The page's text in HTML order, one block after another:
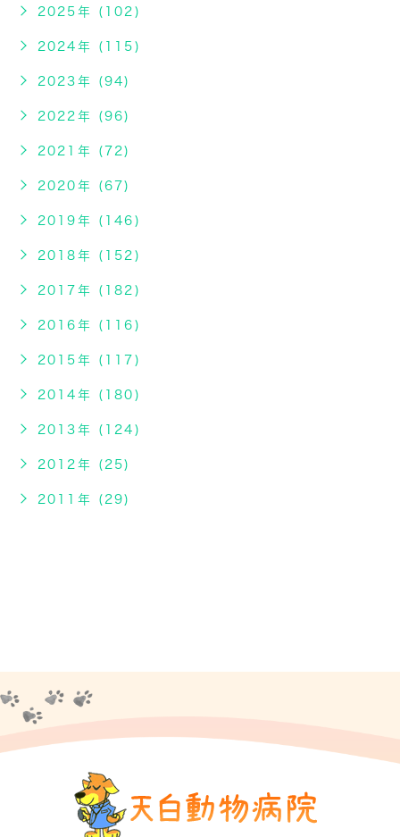
2025年 (102)
2024年 (115)
2023年 (94)
2022年 (96)
2021年 (72)
2020年 (67)
2019年 (146)
2018年 (152)
2017年 (182)
2016年 (116)
2015年 (117)
2014年 (180)
2013年 (124)
2012年 (25)
2011年 (29)